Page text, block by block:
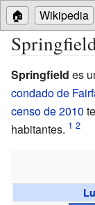
🏠 Wikipedia
Springfield es
condado de
censo de 2010
habitantes.